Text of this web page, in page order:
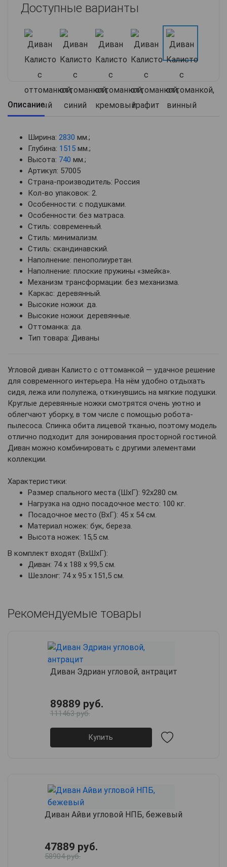
Доступные варианты
Описание
Ширина: 2830 мм.;
Глубина: 1515 мм.;
Высота: 740 мм.;
Артикул: 57005
Страна-производитель: Россия
Кол-во упаковок: 2.
Особенности: с подушками.
Особенности: без матраса.
Стиль: современный.
Стиль: минимализм.
Стиль: скандинавский.
Наполнение: пенополиуретан.
Наполнение: плоские пружины «змейка».
Механизм трансформации: без механизма.
Каркас: деревянный.
Высокие ножки: да.
Высокие ножки: деревянные.
Оттоманка: да.
Тип товара: Диваны
Угловой диван Калисто с оттоманкой — удачное решение
для современного интерьера. На нём удобно отдыхать
сидя, лежа или полулежа, откинувшись на мягкие подушки.
Круглые деревянные ножки смотрятся очень уютно и
облегчают уборку, в том числе с помощью робота-
пылесоса. Спинка обита лицевой тканью, поэтому модель
отлично подходит для зонирования просторной гостиной.
Диван можно комбинировать с другими элементами
коллекции.
Характеристики:
Размер спального места (ШхГ): 92х280 см.
Нагрузка на одно посадочное место: 100 кг.
Посадочное место (ВхГ): 45 х 54 см.
Материал ножек: бук, береза.
Высота ножек: 15,5 см.
В комплект входят (ВхШхГ):
Диван: 74 х 188 х 99,5 см.
Шезлонг: 74 х 95 х 151,5 см.
Рекомендуемые товары
Диван Эдриан угловой, антрацит
89889 руб.
111463 руб.
Купить
Диван Айви угловой НПБ, бежевый
47889 руб.
58904 руб.